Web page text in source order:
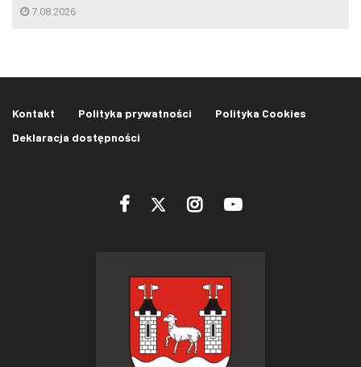
7.08.2026
Kontakt Polityka prywatności
Polityka Cookies
Deklaracja dostępności